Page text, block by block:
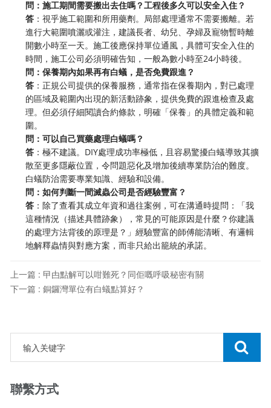
問：施工期間需要搬出去住嗎？工程後多久可以安全入住？
答 ：視乎施工範圍和所用藥劑。局部處理通常不需要搬離。若
進行大範圍噴灑或灌注，建議長者、幼兒、孕婦及寵物暫時離
開數小時至一天。施工後應保持單位通風，具體可安全入住的
時間，施工公司必須明確告知，一般為數小時至24小時後。
問：保養期內如果再有白蟻，是否免費跟進？
答 ：正規公司提供的保養服務，通常指在保養期內，對已處理
的區域及範圍內出現的新活動跡象，提供免費的跟進檢查及處
理。但必須仔細閱讀合約條款，明確「保養」的具體定義和範
圍。
問：可以自己買藥處理白蟻嗎？
答 ：極不建議。DIY處理成功率極低，且容易驚擾白蟻導致其擴
散至更多隱蔽位置，令問題惡化及增加後續專業防治的難度。
白蟻防治需要專業知識、經驗和設備。
問：如何判斷一間滅蟲公司是否經驗豐富？
答 ：除了查看其成立年資和過往案例，可在溝通時提問：「我
這種情況（描述具體跡象），常見的可能原因是什麼？你建議
的處理方法背後的原理是？」經驗豐富的師傅能清晰、有邏輯
地解釋蟲情與對應方案，而非只給出籠統的承諾。
上一篇 : 曱甴點解可以咁難死？同佢嘅呼吸秘密有關
下一篇 : 銅鑼灣單位有白蟻點算好？
聯繫方式